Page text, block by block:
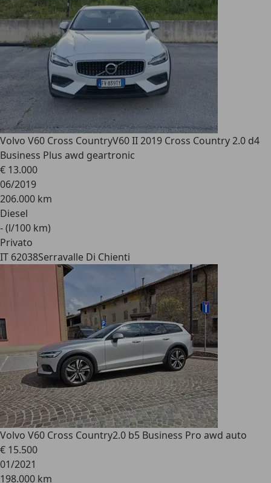
Volvo V60 Cross CountryV60 II 2019 Cross Country 2.0 d4
Business Plus awd geartronic
€ 13.000
06/2019
206.000 km
Diesel
- (l/100 km)
Privato
IT 62038Serravalle Di Chienti
Volvo V60 Cross Country2.0 b5 Business Pro awd auto
€ 15.500
01/2021
198.000 km